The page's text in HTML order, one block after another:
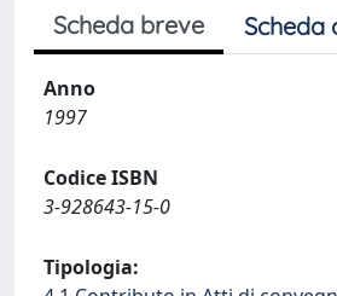
Scheda breve Scheda
Anno
1997
Codice ISBN
3-928643-15-0
Tipologia: